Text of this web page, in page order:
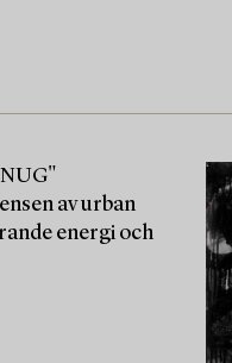
av urban
energi och